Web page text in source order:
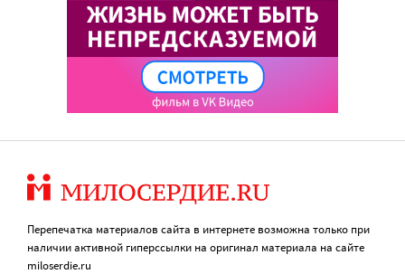
Перепечатка материалов сайта в интернете возможна только при
наличии активной гиперссылки на оригинал материала на сайте
miloserdie.ru